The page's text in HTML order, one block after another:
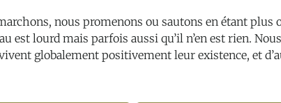
nous promenons ou sautons en étant plus
est lourd mais parfois aussi qu’il n’en est rien.
globalement positivement leur existence, et